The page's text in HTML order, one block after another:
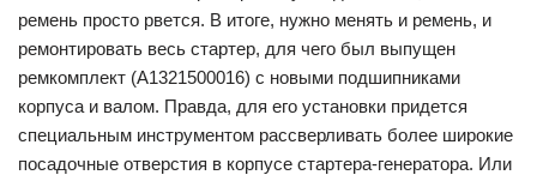
ремень просто рвется. В итоге, нужно менять и ремень, и
ремонтировать весь стартер, для чего был выпущен
ремкомплект (A1321500016) с новыми подшипниками
корпуса и валом. Правда, для его установки придется
специальным инструментом рассверливать более широкие
посадочные отверстия в корпусе стартера-генератора. Или